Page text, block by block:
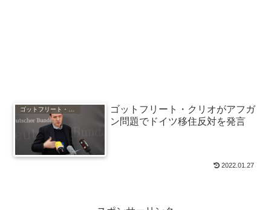
ゴットフリート・クリオがアフガ
ン問題でドイツ移住反対を発言
2022.01.27